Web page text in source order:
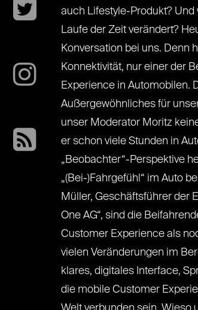
auch Lifestyle-Produkt? Und
Laufe der Zeit verändert?
Konversation bei uns. Denn
Konnektivität, nur einer der
Experience in Automobilen.
Außergewöhnliches für
unser Moderator Moritz
er schon viele Stunden in
„Beobachter“-Perspektive
„(Bei-)Fahrgefühl“ im Auto
Müller, Geschäftsführer der
One AG“, sind die
Customer Experience als
vielen Veränderungen im
klares, digitales Interface,
die mobile Customer